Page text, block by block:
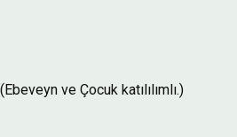
ve Çocuk katılılımlı.)